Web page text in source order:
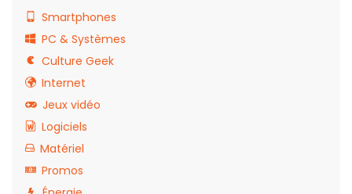
Smartphones
PC & Systèmes
Culture Geek
Internet
Jeux vidéo
Logiciels
Matériel
Promos